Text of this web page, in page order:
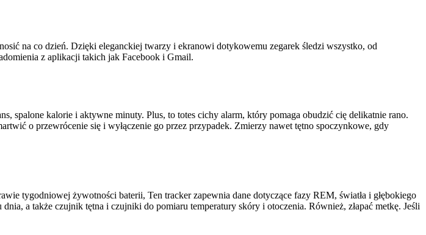
na co dzień. Dzięki eleganckiej twarzy i ekranowi dotykowemu zegarek śledzi wszystko, od
z aplikacji takich jak Facebook i Gmail.
spalone kalorie i aktywne minuty. Plus, to totes cichy alarm, który pomaga obudzić cię delikatnie rano.
o przewrócenie się i wyłączenie go przez przypadek. Zmierzy nawet tętno spoczynkowe, gdy
tygodniowej żywotności baterii, Ten tracker zapewnia dane dotyczące fazy REM, światła i głębokiego
a także czujnik tętna i czujniki do pomiaru temperatury skóry i otoczenia. Również, złapać metkę. Jeśli